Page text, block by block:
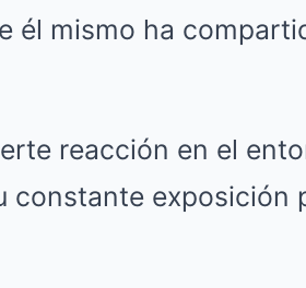
él mismo ha
reacción en el
constante exposición